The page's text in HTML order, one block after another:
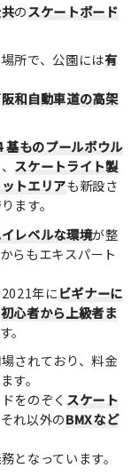
のスケートボード
所で、公園には有
阪和自動車道の高架
基ものプールボウル
スケートライト製
トエリアも新設さ
ます。
レベルな環境が整
らもエキスパート
年にビギナーに
初心者から上級者ま
。
されており、料金
す。
をのぞく スケート
れ以外のBMXなど
となっています。